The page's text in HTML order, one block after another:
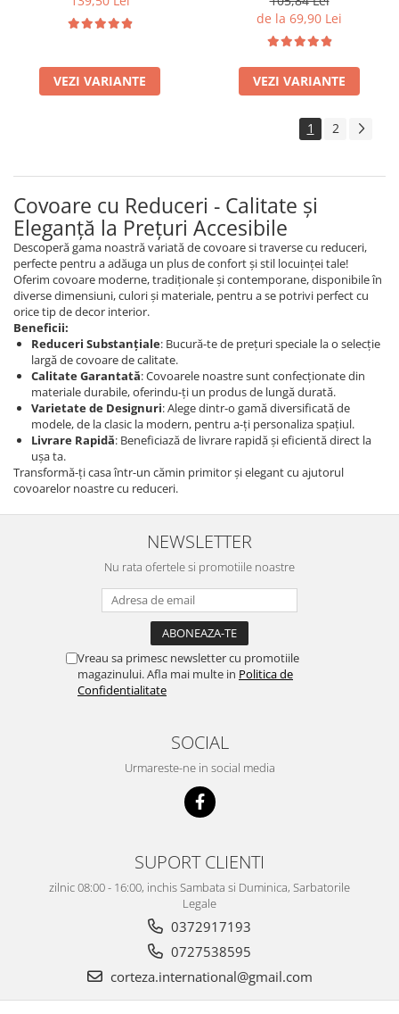
VEZI VARIANTE
de la 69,90 Lei
VEZI VARIANTE
1 2
Covoare cu Reduceri - Calitate și
Eleganță la Prețuri Accesibile
Descoperă gama noastră variată de covoare si traverse cu reduceri,
perfecte pentru a adăuga un plus de confort și stil locuinței tale!
Oferim covoare moderne, tradiționale și contemporane, disponibile în
diverse dimensiuni, culori și materiale, pentru a se potrivi perfect cu
orice tip de decor interior.
Beneficii:
Reduceri Substanțiale: Bucură-te de prețuri speciale la o selecție
largă de covoare de calitate.
Calitate Garantată: Covoarele noastre sunt confecționate din
materiale durabile, oferindu-ți un produs de lungă durată.
Varietate de Designuri: Alege dintr-o gamă diversificată de
modele, de la clasic la modern, pentru a-ți personaliza spațiul.
Livrare Rapidă: Beneficiază de livrare rapidă și eficientă direct la
ușa ta.
Transformă-ți casa într-un cămin primitor și elegant cu ajutorul
covoarelor noastre cu reduceri.
NEWSLETTER
Nu rata ofertele si promotiile noastre
Vreau sa primesc newsletter cu promotiile
magazinului. Afla mai multe in Politica de
Confidentialitate
SOCIAL
Urmareste-ne in social media
SUPORT CLIENTI
zilnic 08:00 - 16:00, inchis Sambata si Duminica, Sarbatorile
Legale
0372917193
0727538595
corteza.international@gmail.com